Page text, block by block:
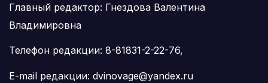
Главный редактор: Гнездова Валентина
Владимировна
Телефон редакции: 8-81831-2-22-76,
E-mail редакции: dvinovage@yandex.ru